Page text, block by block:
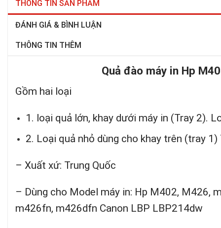
THÔNG TIN SẢN PHẨM
ĐÁNH GIÁ & BÌNH LUẬN
THÔNG TIN THÊM
Quả đào máy in Hp
Gồm hai loại
1. loại quả lớn, khay dưới máy in (Tray 2).
2. Loại quả nhỏ dùng cho khay trên (tray
– Xuất xứ: Trung Quốc
– Dùng cho Model máy in: Hp M402, M426,
m426fn, m426dfn Canon LBP LBP214dw